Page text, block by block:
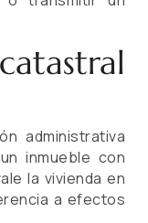
administrativa
inmueble con
la vivienda en
a efectos